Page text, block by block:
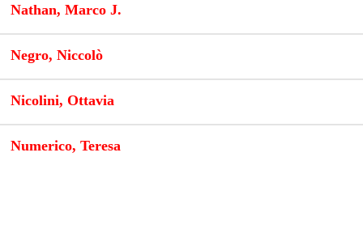
Nathan, Marco J.
Negro, Niccolò
Nicolini, Ottavia
Numerico, Teresa